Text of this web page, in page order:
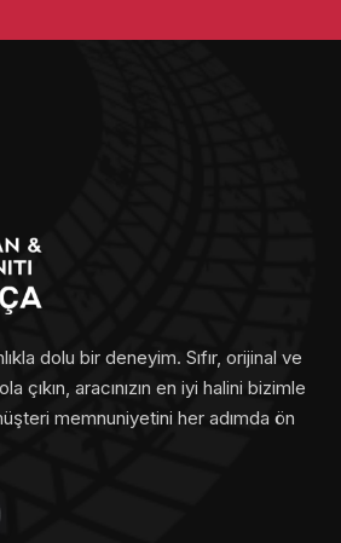
dolu bir deneyim. Sıfır, orijinal ve
çıkın, aracınızın en iyi halini bizimle
memnuniyetini her adımda ön